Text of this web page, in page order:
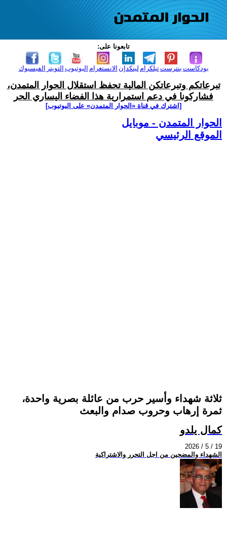
تابعونا على:
الفيسبوك التويتر اليوتيوب الانستغرام لينكدإن تيلكرامبنترست بودكاست
تبرعاتكم وتبرعاتكن المالية تحفظ استقلال الحوار المتمدن،
فشاركونا في دعم استمرارية هذا الفضاء اليساري الحر
[اشترك في قناة ‫«الحوار المتمدن» على اليوتيوب]
الحوار المتمدن - موبايل
الموقع الرئيسي
ثلاثة شهداء وأسير حرب من عائلة بصرية واحدة،
ثمرة إرهاب وحروب صدام والبعث
كمال يلدو
2026 / 5 / 19
الشهداء والمضحين من اجل التحرر والاشتراكية